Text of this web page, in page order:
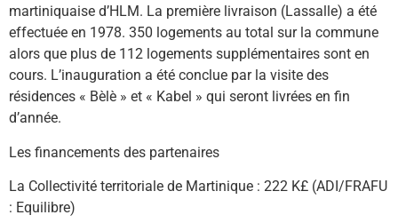
martiniquaise d’HLM. La première livraison (Lassalle) a été
effectuée en 1978. 350 logements au total sur la commune
alors que plus de 112 logements supplémentaires sont en
cours. L’inauguration a été conclue par la visite des
résidences « Bèlè » et « Kabel » qui seront livrées en fin
d’année.
Les financements des partenaires
La Collectivité territoriale de Martinique : 222 K£ (ADI/FRAFU
: Equilibre)